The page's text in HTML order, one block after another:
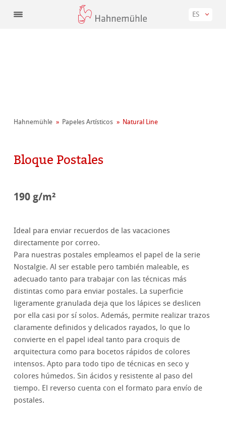
ES
Hahnemühle Papeles Artísticos Natural Line
Bloque Postales
190 g/m²
Ideal para enviar recuerdos de las vacaciones
directamente por correo.
Para nuestras postales empleamos el papel de la serie
Nostalgie. Al ser estable pero también maleable, es
adecuado tanto para trabajar con las técnicas más
distintas como para enviar postales. La superficie
ligeramente granulada deja que los lápices se deslicen
por ella casi por sí solos. Además, permite realizar trazos
claramente definidos y delicados rayados, lo que lo
convierte en el papel ideal tanto para croquis de
arquitectura como para bocetos rápidos de colores
intensos. Apto para todo tipo de técnicas en seco y
colores húmedos. Sin ácidos y resistente al paso del
tiempo. El reverso cuenta con el formato para envío de
postales.